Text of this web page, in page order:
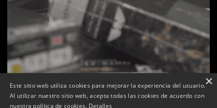
La botiga L’K de Balaguer es converteix en nou punt
×
Este sitio web utiliza cookies para mejorar la experiencia del usuario.
Al utilizar nuestro sitio web, acepta todas las cookies de acuerdo con
nuestra política de cookies. Detalles